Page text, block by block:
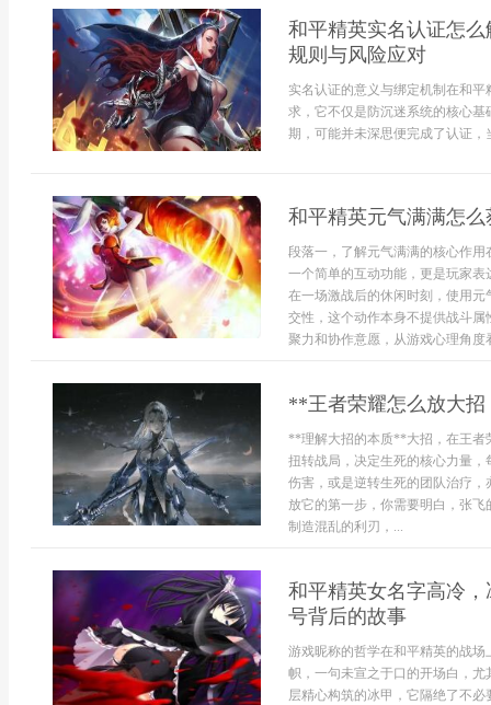
和平精英实名认证怎
规则与风险应对
实名认证的意义与绑定机制在和
求，它不仅是防沉迷系统的核心
期，可能并未深思便完成了认证，
和平精英元气满满怎
段落一，了解元气满满的核心作
一个简单的互动功能，更是玩家
在一场激战后的休闲时刻，使用
交性，这个动作本身不提供战斗
聚力和协作意愿，从游戏心理角度
**王者荣耀怎么放大
**理解大招的本质**大招，在王者
扭转战局，决定生死的核心力量
伤害，或是逆转生死的团队治疗
放它的第一步，你需要明白，张
制造混乱的利刃，...
和平精英女名字高冷
号背后的故事
游戏昵称的哲学在和平精英的战
帜，一句未宣之于口的开场白，
层精心构筑的冰甲，它隔绝了不